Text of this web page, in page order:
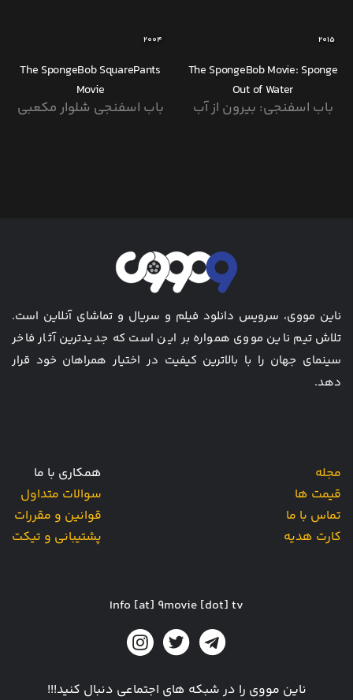
2015
The SpongeBob Movie: Sponge
Out of Water
باب اسفنجی: بیرون از آب
2004
The SpongeBob SquarePants
Movie
باب اسفنجی شلوار مکعبی
ناین مووی، سرویس دانلود فیلم و سریال و تماشای آنلاین است.
تلاش تیم ناین مووی همواره بر این است که جدیدترین آثار فاخر
سینمای جهان را با بالاترین کیفیت در اختیار همراهان خود قرار
دهد.
مجله
قیمت ها
تماس با ما
کارت هدیه
همکاری با ما
سوالات متداول
قوانین و مقررات
پشتیبانی و تیکت
Info [at] 9movie [dot] tv
ناین مووی را در شبکه های اجتماعی دنبال کنید!!!